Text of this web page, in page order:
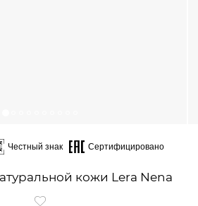
Честный знак Сертифицировано
кожи Lera Nena